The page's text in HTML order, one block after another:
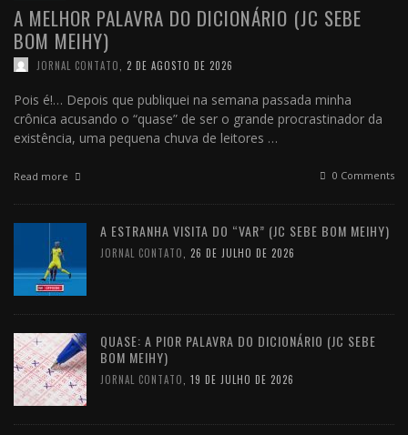
A MELHOR PALAVRA DO DICIONÁRIO (JC SEBE
BOM MEIHY)
JORNAL CONTATO 2 DE AGOSTO DE 2026
Pois é!… Depois que publiquei na semana passada minha
crônica acusando o “quase” de ser o grande procrastinador da
existência, uma pequena chuva de leitores …
Read more 0 Comments
A ESTRANHA VISITA DO “VAR” (JC SEBE BOM MEIHY)
JORNAL CONTATO, 26 DE JULHO DE 2026
QUASE: A PIOR PALAVRA DO DICIONÁRIO (JC SEBE
BOM MEIHY)
JORNAL CONTATO, 19 DE JULHO DE 2026